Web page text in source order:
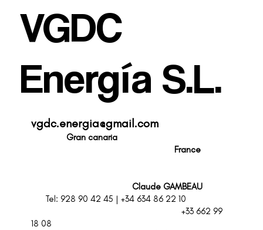
VGDC
Energía S.L.
vgdc.energia@gmail.com
Gran canaria
France
Claude GAMBEAU
Tel: 928 90 42 45 | +34 634 86 22 10
+33 662 99
18 08